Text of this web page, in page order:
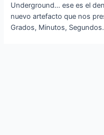
Underground… ese es el
nuevo artefacto que nos
Grados, Minutos,